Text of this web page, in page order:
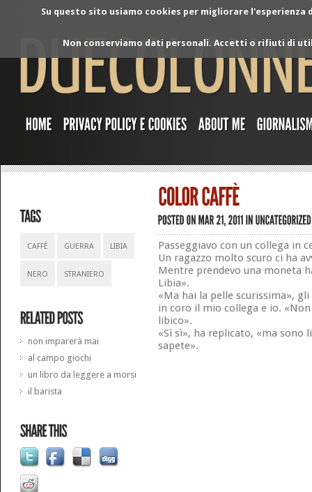
Su questo sito usiamo cookies per migliorare
Non conserviamo dati personali. Accetti o rifiuti di
CAFFÈ GUERRA LIBIA
NERO STRANIERO
non imparerà mai
al campo giochi
un libro da leggere a morsi
il barista
Passeggiavo con un collega in
Un ragazzo molto scuro ci ha
Mentre prendevo una moneta
Libia».
«Ma hai la pelle scurissima»,
in coro il mio collega e io.
libico».
«Sì sì», ha replicato, «ma sono
sapete».